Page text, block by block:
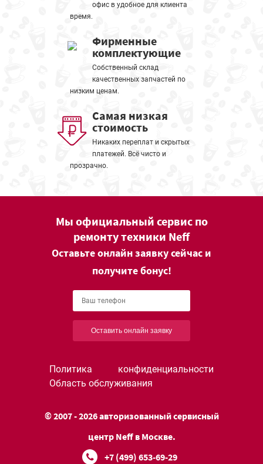
офис в удобное для клиента
время.
Фирменные
комплектующие
Собственный склад
качественных запчастей по
низким ценам.
Самая низкая
стоимость
Никаких переплат и скрытых
платежей. Всё чисто и
прозрачно.
Мы официальный сервис по
ремонту техники Neff
Оставьте онлайн заявку сейчас и
получите бонус!
Оставить онлайн заявку
Политика конфиденциальности
Область обслуживания
© 2007 - 2026 авторизованный сервисный
центр Neff в Москве.
+7 (499) 653-69-29